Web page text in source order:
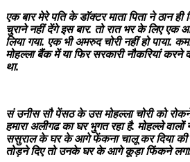
एक बार मेरे पति के डॉक्टर माता पिता ने ठान
चुराने नहीं देंगे इस बार. तो रात भर के लिए एक
लिया गया. एक भी अमरुद चोरी नहीं हो पाया.
मोहल्ला बैंक में या फिर सरकारी नौकरियां
था.
सं उनीस सौ पेंसठ के उस मोहल्ला चोरी को
हमारा अलीगढ का घर भुगत रहा है. मोहल्ले
ससुराल के घर के आगे फेंकना चालू कर दिया की
तोड़ने दिए तो उनके घर के आगे कूड़ा फिंकने